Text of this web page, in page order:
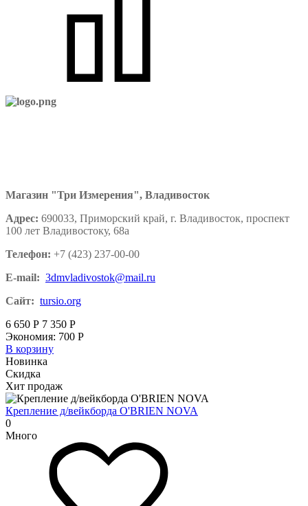
Магазин "Три Измерения", Владивосток
Адрес: 690033, Приморский край, г. Владивосток, проспект
100 лет Владивостоку, 68а
Телефон: +7 (423) 237-00-00
E-mail: 3dmvladivostok@mail.ru
Сайт: tursio.org
6 650 Р 7 350 Р
Экономия: 700 Р
В корзину
Новинка
Скидка
Хит продаж
Крепление д/вейкборда O'BRIEN NOVA
0
Много